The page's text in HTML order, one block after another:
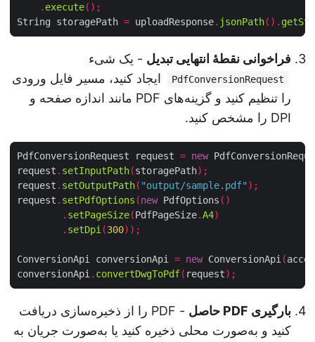
.execute ();
String storagePath = uploadResponse .jsonPath ().
فراخوانی نقطهٔ انتهایی تبدیل- یک شیء
PdfConversionRequest
ایجاد کنید، مسیر فایل ورودی
را تنظیم کنید و گزینه‌های PDF مانند اندازه صفحه و
DPI را مشخص کنید.
PdfConversionRequest request = new
request.setInputPath(storagePath );
request.setOutputPath ("output/sample.pdf" );
request.setPdfOptions(new PdfOptions ()
.setPageSize(PdfPageSize.A4
.setDpi(300 ));
ConversionApi conversionApi = new ConversionApi(
conversionApi.convertDwgToPdf (request );
بارگیری PDF حاصل
- PDF را از ذخیره‌سازی دریافت
کنید و به‌صورت محلی ذخیره کنید یا به‌صورت جریان به